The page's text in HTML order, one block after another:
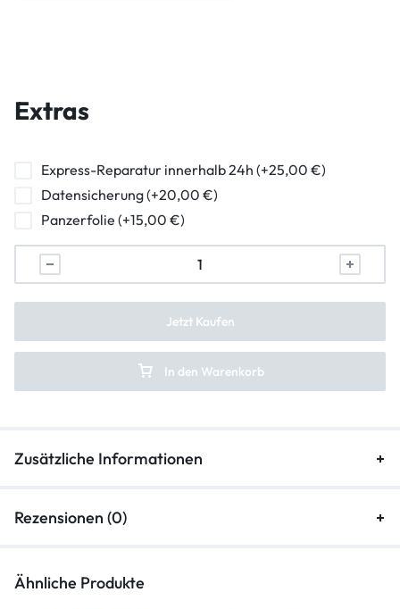
Powerbutton Reparatur
Ladebuchse Raparatur
Kopfhörerbuchse Reparatur
Lautsprecher Reparatur
Extras
Express-Reparatur innerhalb 24h (+25,00 €)
Datensicherung (+20,00 €)
Panzerfolie (+15,00 €)
In den Warenkorb
Jetzt Kaufen
Zusätzliche Informationen
Rezensionen (0)
Ähnliche Produkte